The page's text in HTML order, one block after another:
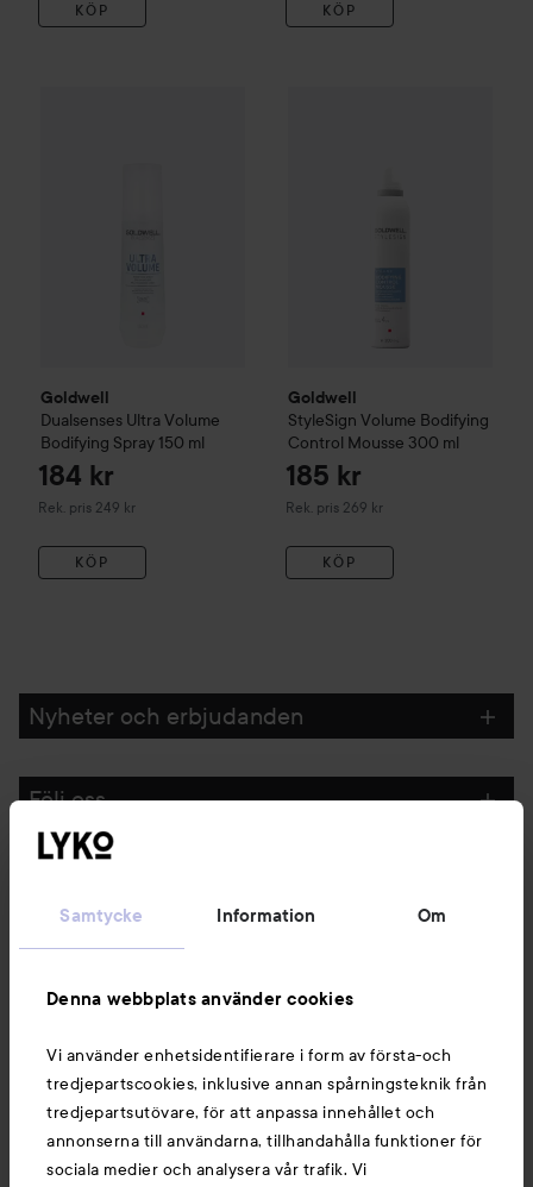
Samtycke Information Om
Denna webbplats använder cookies
Vi använder enhetsidentifierare i form av första-och
tredjepartscookies, inklusive annan spårningsteknik från
tredjepartsutövare, för att anpassa innehållet och
annonserna till användarna, tillhandahålla funktioner för
sociala medier och analysera vår trafik. Vi
KÖP KÖP
Goldwell
Dualsenses Ultra Volume
Bodifying Spray 150 ml
184 kr
Rek. pris 249 kr
Rekommenderat pris 249 kr
KÖP
Goldwell
StyleSign Volume Bodifying
Control Mousse 300 ml
185 kr
Rek. pris 269 kr
Rekommenderat pris 269 kr
KÖP
Nyheter och erbjudanden
Följ oss
Du kanske också gillar